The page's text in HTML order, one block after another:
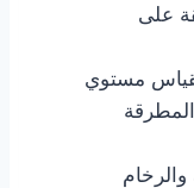
على
مستوي